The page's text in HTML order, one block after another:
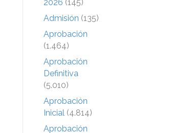
2026 (145)
Admisión (135)
Aprobación
(1.464)
Aprobación
Definitiva
(5.010)
Aprobación
Inicial (4.814)
Aprobación